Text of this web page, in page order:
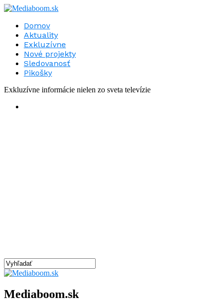
Domov
Aktuality
Exkluzívne
Nové projekty
Sledovanosť
Pikošky
Exkluzívne informácie nielen zo sveta televízie
Mediaboom.sk